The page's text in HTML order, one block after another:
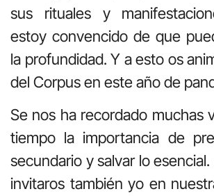
sus rituales y
estoy convencido de que
la profundidad. Y a esto os
del Corpus en este año de
Se nos ha recordado muchas
tiempo la importancia de
secundario y salvar lo
invitaros también yo en